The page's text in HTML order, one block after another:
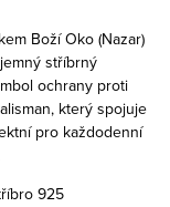
Boží Oko (Nazar)
stříbrný
ochrany proti
který spojuje
pro každodenní
925